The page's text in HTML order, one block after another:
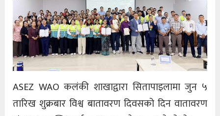
ASEZ WAO कलंकी शाखाद्वारा सितापाइलामा जुन ५
तारिख शुक्रबार विश्व बातावरण दिवसको दिन वातावरण